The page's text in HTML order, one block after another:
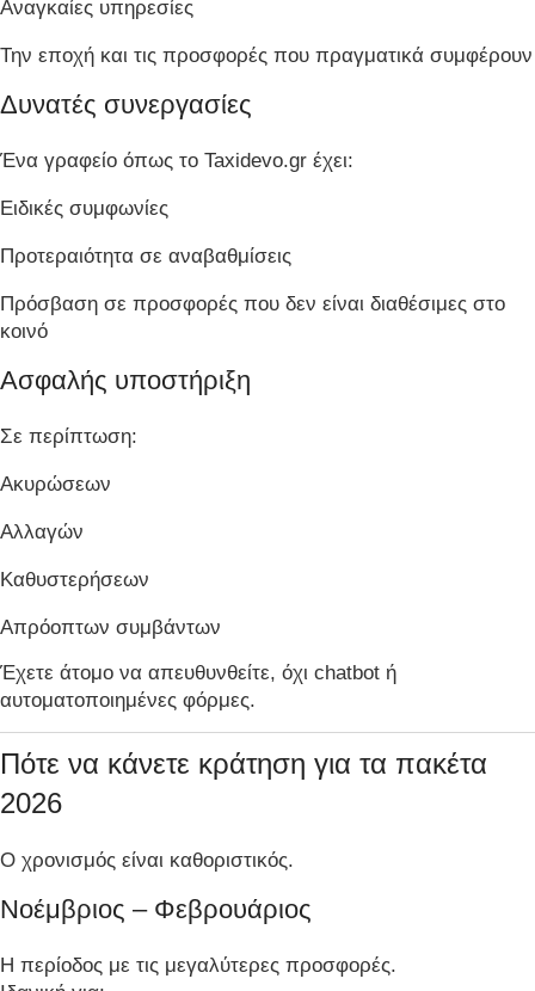
Αναγκαίες υπηρεσίες
Την εποχή και τις προσφορές που πραγματικά συμφέρουν
Δυνατές συνεργασίες
Ένα γραφείο όπως το Taxidevo.gr έχει:
Ειδικές συμφωνίες
Προτεραιότητα σε αναβαθμίσεις
Πρόσβαση σε προσφορές που δεν είναι διαθέσιμες στο
κοινό
Ασφαλής υποστήριξη
Σε περίπτωση:
Ακυρώσεων
Αλλαγών
Καθυστερήσεων
Απρόοπτων συμβάντων
Έχετε άτομο να απευθυνθείτε, όχι chatbot ή
αυτοματοποιημένες φόρμες.
Πότε να κάνετε κράτηση για τα πακέτα
2026
Ο χρονισμός είναι καθοριστικός.
Νοέμβριος – Φεβρουάριος
Η περίοδος με τις μεγαλύτερες προσφορές.